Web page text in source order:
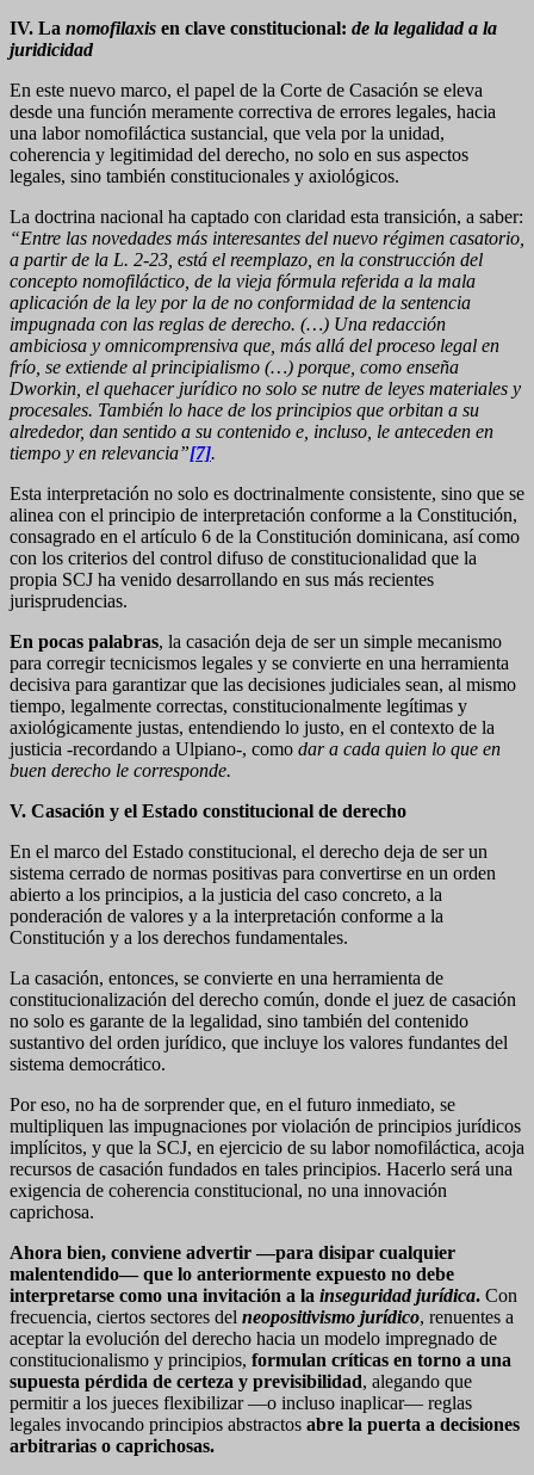
IV. La nomofilaxis en clave constitucional: de la legalidad a la
juridicidad
En este nuevo marco, el papel de la Corte de Casación se eleva
desde una función meramente correctiva de errores legales, hacia
una labor nomofiláctica sustancial, que vela por la unidad,
coherencia y legitimidad del derecho, no solo en sus aspectos
legales, sino también constitucionales y axiológicos.
La doctrina nacional ha captado con claridad esta transición, a saber:
“Entre las novedades más interesantes del nuevo régimen casatorio,
a partir de la L. 2-23, está el reemplazo, en la construcción del
concepto nomofiláctico, de la vieja fórmula referida a la mala
aplicación de la ley por la de no conformidad de la sentencia
impugnada con las reglas de derecho. (…) Una redacción
ambiciosa y omnicomprensiva que, más allá del proceso legal en
frío, se extiende al principialismo (…) porque, como enseña
Dworkin, el quehacer jurídico no solo se nutre de leyes materiales y
procesales. También lo hace de los principios que orbitan a su
alrededor, dan sentido a su contenido e, incluso, le anteceden en
tiempo y en relevancia”[7].
Esta interpretación no solo es doctrinalmente consistente, sino que se
alinea con el principio de interpretación conforme a la Constitución,
consagrado en el artículo 6 de la Constitución dominicana, así como
con los criterios del control difuso de constitucionalidad que la
propia SCJ ha venido desarrollando en sus más recientes
jurisprudencias.
En pocas palabras, la casación deja de ser un simple mecanismo
para corregir tecnicismos legales y se convierte en una herramienta
decisiva para garantizar que las decisiones judiciales sean, al mismo
tiempo, legalmente correctas, constitucionalmente legítimas y
axiológicamente justas, entendiendo lo justo, en el contexto de la
justicia -recordando a Ulpiano-, como dar a cada quien lo que en
buen derecho le corresponde.
V. Casación y el Estado constitucional de derecho
En el marco del Estado constitucional, el derecho deja de ser un
sistema cerrado de normas positivas para convertirse en un orden
abierto a los principios, a la justicia del caso concreto, a la
ponderación de valores y a la interpretación conforme a la
Constitución y a los derechos fundamentales.
La casación, entonces, se convierte en una herramienta de
constitucionalización del derecho común, donde el juez de casación
no solo es garante de la legalidad, sino también del contenido
sustantivo del orden jurídico, que incluye los valores fundantes del
sistema democrático.
Por eso, no ha de sorprender que, en el futuro inmediato, se
multipliquen las impugnaciones por violación de principios jurídicos
implícitos, y que la SCJ, en ejercicio de su labor nomofiláctica, acoja
recursos de casación fundados en tales principios. Hacerlo será una
exigencia de coherencia constitucional, no una innovación
caprichosa.
Ahora bien, conviene advertir —para disipar cualquier
malentendido— que lo anteriormente expuesto no debe
interpretarse como una invitación a la inseguridad jurídica. Con
frecuencia, ciertos sectores del neopositivismo jurídico, renuentes a
aceptar la evolución del derecho hacia un modelo impregnado de
constitucionalismo y principios, formulan críticas en torno a una
supuesta pérdida de certeza y previsibilidad, alegando que
permitir a los jueces flexibilizar —o incluso inaplicar— reglas
legales invocando principios abstractos abre la puerta a decisiones
arbitrarias o caprichosas.